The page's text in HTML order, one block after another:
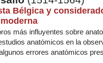
Bélgica y
más influyentes sobre
anatómicos en la
errores anatómicos